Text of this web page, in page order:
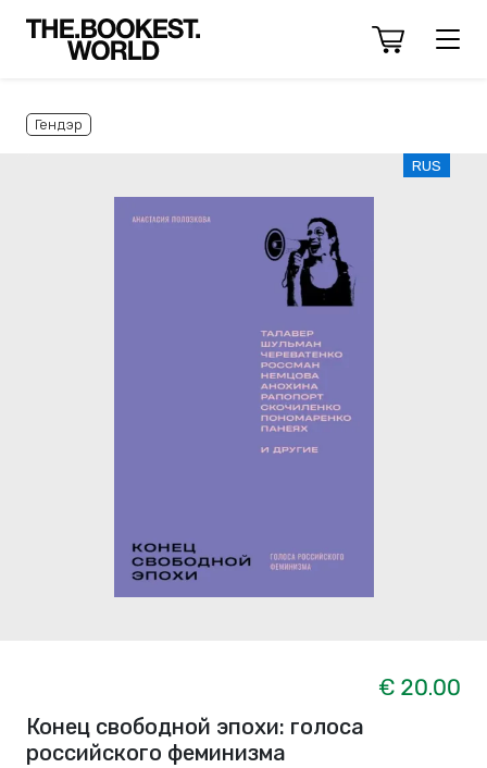
Гендэр
RUS
€ 20.00
Конец свободной эпохи: голоса
российского феминизма